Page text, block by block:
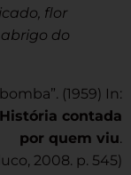
flor
do
(1959) In:
contada
por quem viu.
2008. p. 545)